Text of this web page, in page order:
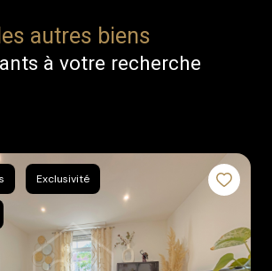
autres biens
à votre recherche
Exclusivité